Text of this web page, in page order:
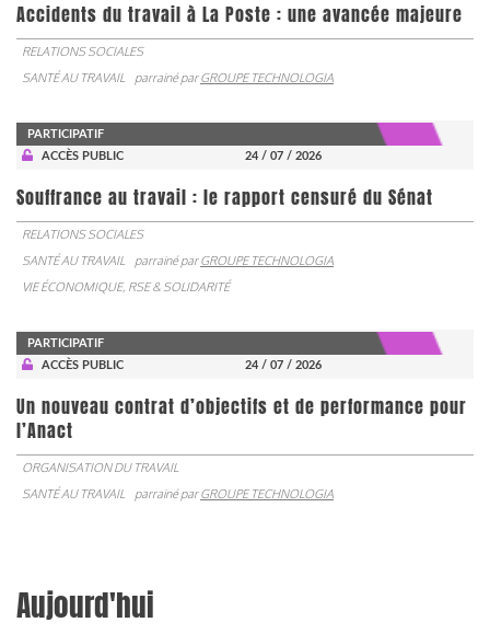
Accidents du travail à La Poste : une avancée majeure
RELATIONS SOCIALES
SANTÉ AU TRAVAIL
parrainé parGROUPE TECHNOLOGIA
PARTICIPATIF
ACCÈS PUBLIC
24 / 07 / 2026
Souffrance au travail : le rapport censuré du Sénat
RELATIONS SOCIALES
SANTÉ AU TRAVAIL
parrainé parGROUPE TECHNOLOGIA
VIE ÉCONOMIQUE, RSE & SOLIDARITÉ
PARTICIPATIF
ACCÈS PUBLIC
24 / 07 / 2026
Un nouveau contrat d’objectifs et de performance pour
l’Anact
ORGANISATION DU TRAVAIL
SANTÉ AU TRAVAIL
parrainé parGROUPE TECHNOLOGIA
Aujourd'hui